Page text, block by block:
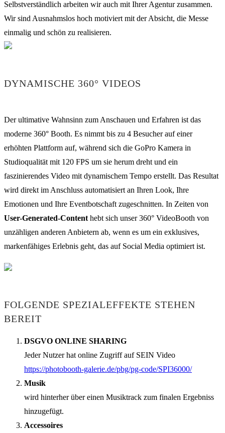
Selbstverständlich arbeiten wir auch mit Ihrer Agentur zusammen.
Wir sind Ausnahmslos hoch motiviert mit der Absicht, die Messe
einmalig und schön zu realisieren.
DYNAMISCHE 360° VIDEOS
Der ultimative Wahnsinn zum Anschauen und Erfahren ist das
moderne 360° Booth. Es nimmt bis zu 4 Besucher auf einer
erhöhten Plattform auf, während sich die GoPro Kamera in
Studioqualität mit 120 FPS um sie herum dreht und ein
faszinierendes Video mit dynamischem Tempo erstellt. Das Resultat
wird direkt im Anschluss automatisiert an Ihren Look, Ihre
Emotionen und Ihre Eventbotschaft zugeschnitten. In Zeiten von
User-Generated-Content hebt sich unser 360° VideoBooth von
unzähligen anderen Anbietern ab, wenn es um ein exklusives,
markenfähiges Erlebnis geht, das auf Social Media optimiert ist.
FOLGENDE SPEZIALEFFEKTE STEHEN
BEREIT
DSGVO ONLINE SHARING
Jeder Nutzer hat online Zugriff auf SEIN Video
https://photobooth-galerie.de/pbg/pg-code/SPI36000/
Musik
wird hinterher über einen Musiktrack zum finalen Ergebniss
hinzugefügt.
Accessoires